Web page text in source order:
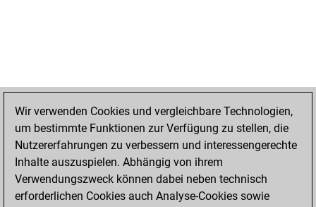
Wir verwenden Cookies und vergleichbare Technologien,
um bestimmte Funktionen zur Verfügung zu stellen, die
Nutzererfahrungen zu verbessern und interessengerechte
Inhalte auszuspielen. Abhängig von ihrem
Verwendungszweck können dabei neben technisch
erforderlichen Cookies auch Analyse-Cookies sowie